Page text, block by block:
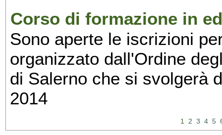
Corso di formazione in
Sono aperte le iscrizioni
organizzato dall'Ordine
di Salerno che si svolgerà
2014
1 2 3 4 5